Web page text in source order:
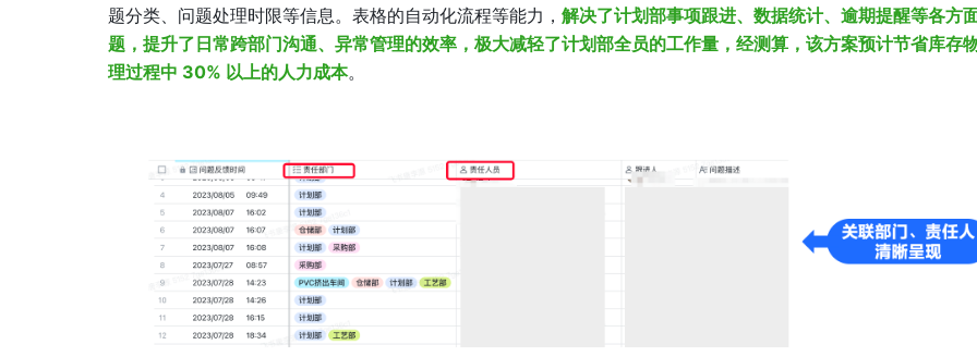
题分类、问题处理时限等信息。表格的自动化流程等能力， 解决了计划部事项跟进、数据统计、逾期提醒等各方
题，提升了日常跨部门沟通、异常管理的效率，极大减轻了计划部全员的工作量，经测算，该方案预计节省库存
理过程中 30% 以上的人力成本。